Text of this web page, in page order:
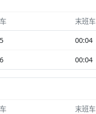
末班车
00:04
00:04
末班车